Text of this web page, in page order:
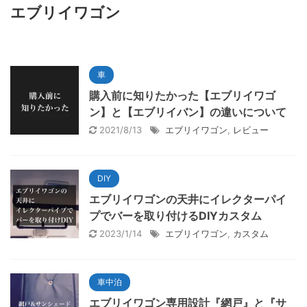
エブリイワゴン
車
購入前に知りたかった【エブリイワゴ
ン】と【エブリイバン】の違いについて
2021/8/13 エブリイワゴン レビュー
DIY
エブリイワゴンの天井にイレクターパイ
プでバーを取り付けるDIYカスタム
2023/1/14 エブリイワゴン カスタム
車中泊
エブリイワゴン専用設計『網戸』と『サ